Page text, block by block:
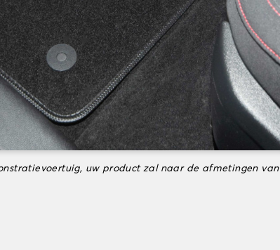
uw product zal naar de afmetingen van